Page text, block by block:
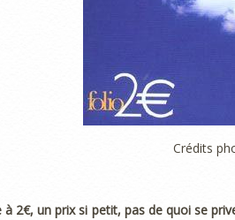
Crédits
à 2€, un prix si petit, pas de quoi se